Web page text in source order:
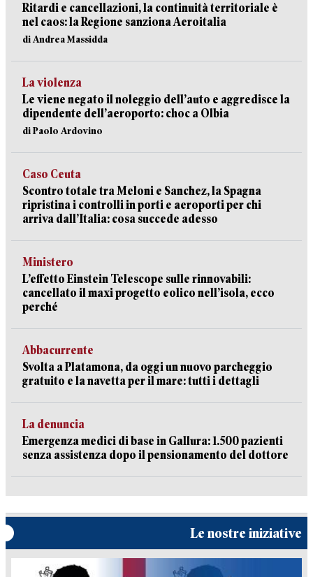
Ritardi e cancellazioni, la continuità territoriale è
nel caos: la Regione sanziona Aeroitalia
di Andrea Massidda
La violenza
Le viene negato il noleggio dell’auto e aggredisce la
dipendente dell’aeroporto: choc a Olbia
di Paolo Ardovino
Caso Ceuta
Scontro totale tra Meloni e Sanchez, la Spagna
ripristina i controlli in porti e aeroporti per chi
arriva dall’Italia: cosa succede adesso
Ministero
L’effetto Einstein Telescope sulle rinnovabili:
cancellato il maxi progetto eolico nell’isola, ecco
perché
Abbacurrente
Svolta a Platamona, da oggi un nuovo parcheggio
gratuito e la navetta per il mare: tutti i dettagli
La denuncia
Emergenza medici di base in Gallura: 1.500 pazienti
senza assistenza dopo il pensionamento del dottore
Le nostre iniziative